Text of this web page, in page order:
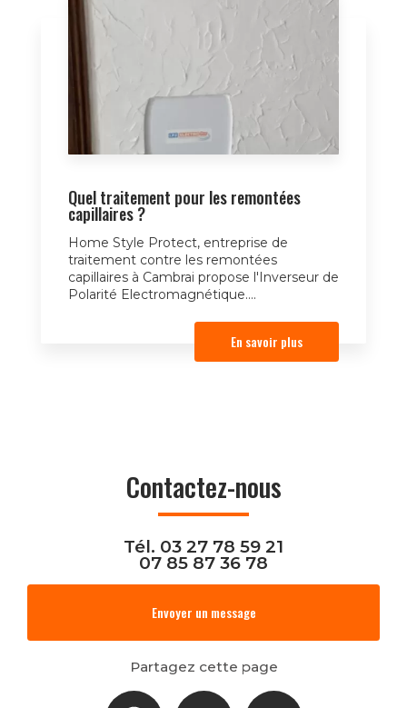
Quel traitement pour les remontées
capillaires ?
Home Style Protect, entreprise de
traitement contre les remontées
capillaires à Cambrai propose l'Inverseur de
Polarité Electromagnétique....
En savoir plus
Contactez-nous
Tél. 03 27 78 59 21
07 85 87 36 78
Envoyer un message
Partagez cette page
Facebook